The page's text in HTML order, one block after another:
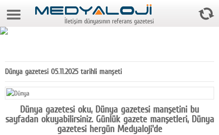
6 Ağustos 2026 6:05:33
Gazeteler
Medya
Reyting-tiraj
İletişim dünyasının referans gazetesi
Dünya gazetesi 05.11.2025 tarihli manşeti
Dünya gazetesi oku, Dünya gazetesi manşetini bu
sayfadan okuyabilirsiniz. Günlük gazete manşetleri, Dünya
gazetesi hergün Medyaloji'de